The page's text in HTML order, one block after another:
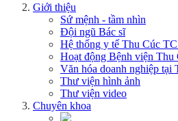
Giới thiệu
Sứ mệnh - tầm nhìn
Đội ngũ Bác sĩ
Hệ thống y tế Thu Cúc
Hoạt động Bệnh viện Thu
Văn hóa doanh nghiệp tại
Thư viện hình ảnh
Thư viện video
Chuyên khoa